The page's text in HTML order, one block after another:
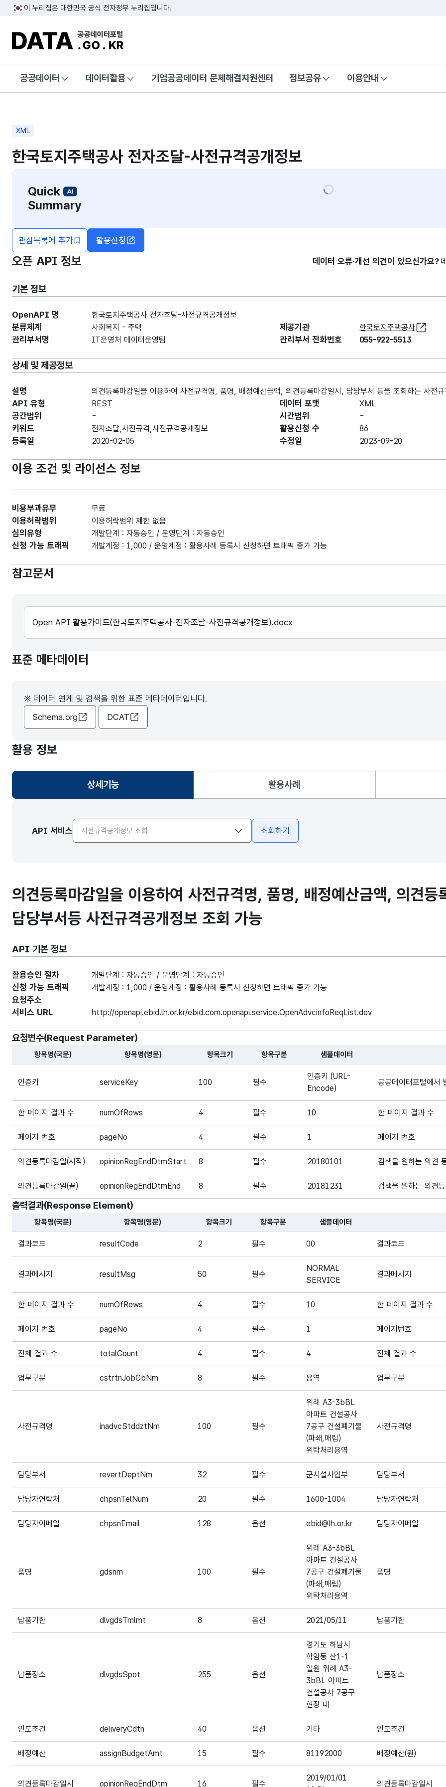
이 누리집은 대한민국 공식 전자정부 누리집입니다.
DATA.GO.KR 공공데이터포털
공공데이터 데이터활용 기업공공데이터 문제해결지원센터 정보공유 이용안내
XML
한국토지주택공사 전자조달-사전규격공개정보
Quick
Summary
관심목록에 추가 활용신청
오픈 API 정보 데이터 오류·개선 의견이 있으신가요?
기본 정보
OpenAPI 명 한국토지주택공사 전자조달-사전규격공개정보
분류체계 사회복지 - 주택 제공기관 한국토지주택공사
관리부서명 IT운영처 데이터운영팀 관리부서 전화번호 055-922-5513
상세 및 제공정보
설명 의견등록마감일을 이용하여 사전규격명, 품명, 배정예산금액, 의견등록마감일시, 담당부서 등을 조회하는 사전
API 유형 REST 데이터 포맷 XML
공간범위 - 시간범위 -
키워드 전자조달,사전규격,사전규격공개정보 활용신청 수 86
등록일 2020-02-05 수정일 2023-09-20
이용 조건 및 라이선스 정보
비용부과유무 무료
이용허락범위 이용허락범위 제한 없음
심의유형 개발단계 : 자동승인 / 운영단계 : 자동승인
신청 가능 트래픽 개발계정 : 1,000 / 운영계정 : 활용사례 등록시 신청하면 트래픽 증가 가능
참고문서
Open API 활용가이드(한국토지주택공사-전자조달-사전규격공개정보).docx
표준 메타데이터
※ 데이터 연계 및 검색을 위한 표준 메타데이터입니다.
Schema.org
DCAT
활용 정보
상세기능
선택됨
활용사례
API 서비스
API서비스 종류 선택
조회하기
의견등록마감일을 이용하여 사전규격명, 품명, 배정예산금액, 의견등
담당부서등 사전규격공개정보 조회 가능
API 기본 정보
활용승인 절차 개발단계 : 자동승인 / 운영단계 : 자동승인
신청 가능 트래픽 개발계정 : 1,000 / 운영계정 : 활용사례 등록시 신청하면 트래픽 증가 가능
요청주소
서비스 URL
http://openapi.ebid.lh.or.kr/ebid.com.openapi.service.OpenAdvcinfoReqList.dev
요청변수(Request Parameter)
해당 오픈API의 요청변수(Request Parameter) 항목에 대한 표로, 국문항목명, 영문 항목명, 항목크기, 항목구분, 샘플데이터,
항목명(국문) 항목명(영문) 항목크기 항목구분 샘플데이터
인증키 serviceKey 100 필수
인증키 (URL-
Encode)
공공데이터포털에서
한 페이지 결과 수 numOfRows 4 필수 10 한 페이지 결과 수
페이지 번호 pageNo 4 필수 1 페이지 번호
의견등록마감일(시작) opinionRegEndDtmStart 8 필수 20180101 검색을 원하는 의견
의견등록마감일(끝) opinionRegEndDtmEnd 8 필수 20181231 검색을 원하는 의견
출력결과(Response Element)
해당 오픈API의 출력결과(Response Element) 항목에 대한 표로, 국문항목명, 영문 항목명, 항목크기, 항목구분, 샘플데이터,
항목명(국문) 항목명(영문) 항목크기 항목구분 샘플데이터
결과코드 resultCode 2 필수 00 결과코드
결과메시지 resultMsg 50 필수
NORMAL
SERVICE
결과메시지
한 페이지 결과 수 numOfRows 4 필수 10 한 페이지 결과 수
페이지 번호 pageNo 4 필수 1 페이지번호
전체 결과 수 totalCount 4 필수 4 전체 결과 수
업무구분 cstrtnJobGbNm 8 필수 용역 업무구분
사전규격명 inadvcStddztNm 100 필수
위례 A3-3bBL
아파트 건설공사
7공구 건설폐기물
(파쇄,매립)
위탁처리용역
사전규격명
담당부서 revertDeptNm 32 필수 군시설사업부 담당부서
담당자연락처 chpsnTelNum 20 필수 1600-1004 담당자연락처
담당자이메일 chpsnEmail 128 옵션 ebid@lh.or.kr 담당자이메일
품명 gdsnm 100 필수
위례 A3-3bBL
아파트 건설공사
7공구 건설폐기물
(파쇄,매립)
위탁처리용역
품명
납품기한 dlvgdsTmlmt 8 옵션 2021/05/11 납품기한
납품장소 dlvgdsSpot 255 옵션
경기도 하남시
학암동 산1-1
일원 위례 A3-
3bBL 아파트
건설공사 7공구
현장 내
납품장소
인도조건 deliveryCdtn 40 옵션 기타 인도조건
배정예산 assignBudgetAmt 15 필수 81192000 배정예산(원)
의견등록마감일시 opinionRegEndDtm 16 필수
2019/01/01
의견등록마감일시